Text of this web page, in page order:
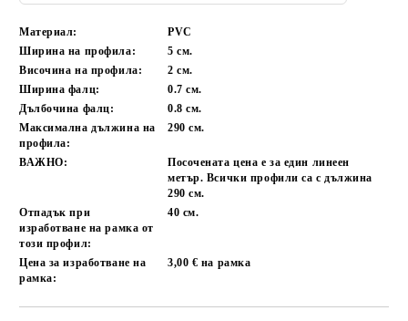
Материал:
PVC
Ширина на профила:
5 см.
Височина на профила:
2 см.
Ширина фалц:
0.7 см.
Дълбочина фалц:
0.8 см.
Максимална дължина на
профила:
290 см.
ВАЖНО:
Посочената цена е за един линеен
метър. Всички профили са с дължина
290 см.
Отпадък при
изработване на рамка от
този профил:
40 см.
Цена за изработване на
рамка:
3,00 € на рамка